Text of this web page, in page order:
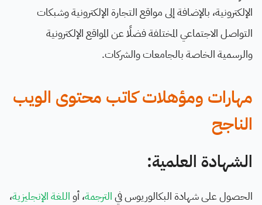
الإلكترونية، بالإضافة إلى مواقع التجارة الإلكترونية وشبكات
التواصل الاجتماعي المختلفة فضلًا عن المواقع الإلكترونية
والرسمية الخاصة بالجامعات والشركات.
مهارات ومؤهلات كاتب محتوى الويب
الناجح
الشهادة العلمية:
الحصول على شهادة البكالوريوس فيالترجمة، أواللغة الإنجليزية،